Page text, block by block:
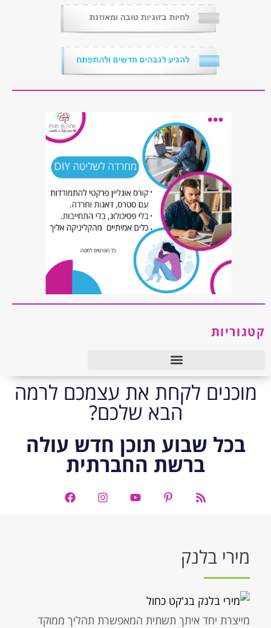
קטגוריות
מוכנים לקחת את עצמכם לרמה
הבא שלכם?
בכל שבוע תוכן חדש עולה
ברשת החברתית
מירי בלנק
מייצרת יחד איתך תשתית המאפשרת תהליך ממוקד